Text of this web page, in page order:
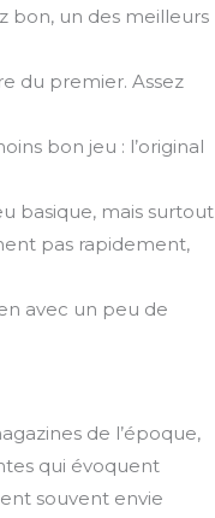
bon, un des meilleurs
du premier. Assez
bon jeu : l’original
basique, mais surtout
pas rapidement,
avec un peu de
de l’époque,
qui évoquent
souvent envie